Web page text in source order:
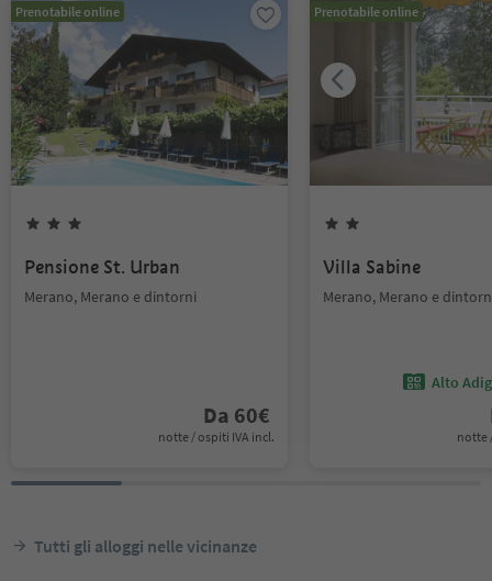
Prenotabile online
Pensione St. Urban
Merano, Merano e dintorni
Da 60€
notte / ospiti IVA incl.
Prenotabile online
Villa Sabine
Merano, Merano e
Alto
notte
Tutti gli alloggi nelle vicinanze